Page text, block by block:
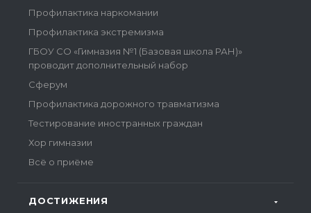
Профилактика наркомании
Профилактика экстремизма
ГБОУ СО «Гимназия №1 (Базовая школа РАН)»
проводит дополнительный набор
Сферум
Профилактика дорожного травматизма
Тестирование иностранных граждан
Хор гимназии
Всё о приёме
ДОСТИЖЕНИЯ